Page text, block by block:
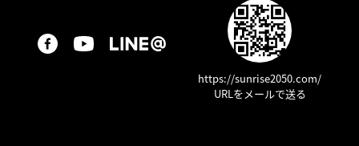
https://sunrise2050.com/
URLをメールで送る